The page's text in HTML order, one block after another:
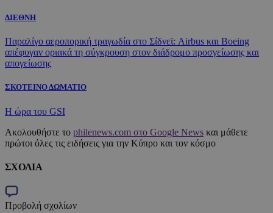
ΔΙΕΘΝΗ
Παραλίγο αεροπορική τραγωδία στο Σίδνεϊ: Airbus και Boeing
απέφυγαν οριακά τη σύγκρουση στον διάδρομο προσγείωσης και
απογείωσης
ΣΚΟΤΕΙΝΟ ΔΩΜΑΤΙΟ
Η ώρα του GSI
Ακολουθήστε το philenews.com στο Google News και μάθετε
πρώτοι όλες τις ειδήσεις για την Κύπρο και τον κόσμο
ΣΧΟΛΙΑ
Προβολή σχολίων